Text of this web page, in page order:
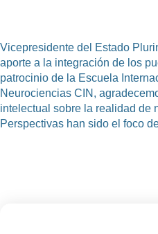
Vicepresidente del Estado
aporte a la integración de los
patrocinio de la Escuela
Neurociencias CIN,
intelectual sobre la realidad de
Perspectivas han sido el foco